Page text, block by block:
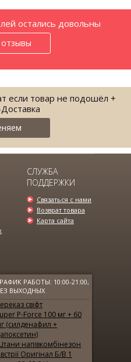
ЦВЕТА МОКРЫЙ
SE...
грн.
остались довольны
если товар не подошёл +
СЛУЖБА
ПОДДЕРЖКИ
Связаться с нами
Возврат товара
Карта сайта
РАБОТЫ: 10:00-21:00,
ВЫХОДНЫХ
свіфт
P-Force 100 мг + 60
(силденафил +
напівкомбінезон
Оригінал Б/В 1